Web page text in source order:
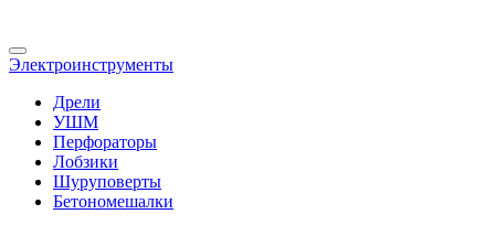
Электроинструменты
Дрели
УШМ
Перфораторы
Лобзики
Шуруповерты
Бетономешалки